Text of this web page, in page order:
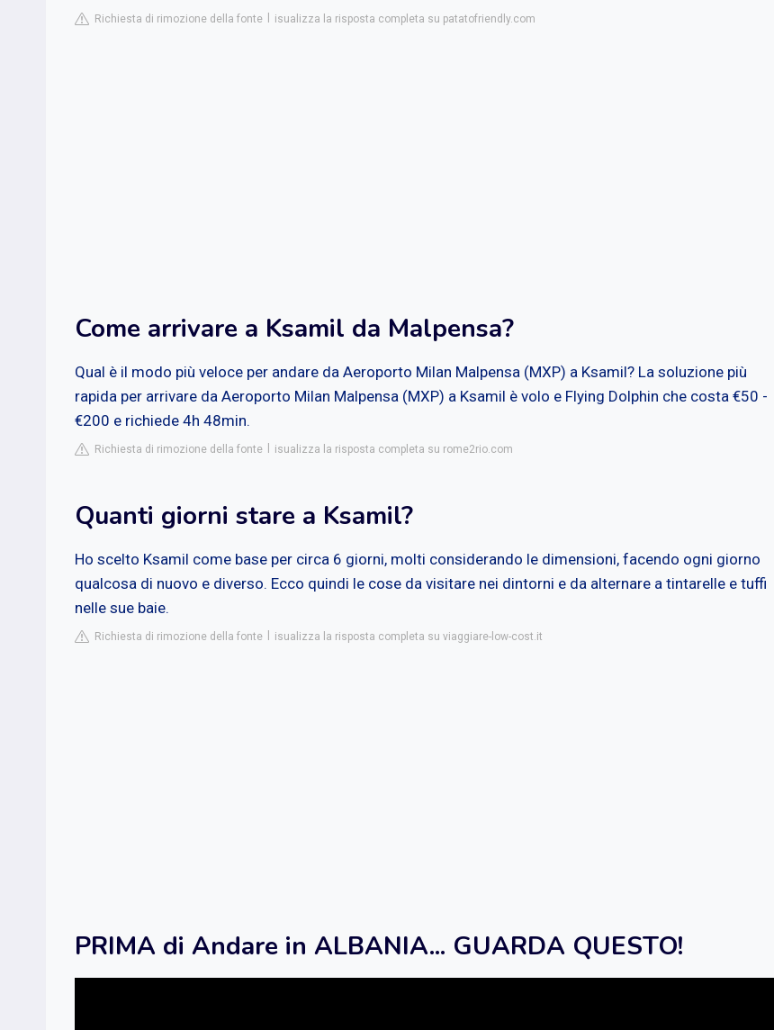
Richiesta di rimozione della fonte isualizza la risposta completa su patatofriendly.com
Come arrivare a Ksamil da Malpensa?
Qual è il modo più veloce per andare da Aeroporto Milan Malpensa (MXP) a Ksamil? La soluzione più
rapida per arrivare da Aeroporto Milan Malpensa (MXP) a Ksamil è volo e Flying Dolphin che costa €50 -
€200 e richiede 4h 48min.
Richiesta di rimozione della fonte isualizza la risposta completa su rome2rio.com
Quanti giorni stare a Ksamil?
Ho scelto Ksamil come base per circa 6 giorni, molti considerando le dimensioni, facendo ogni giorno
qualcosa di nuovo e diverso. Ecco quindi le cose da visitare nei dintorni e da alternare a tintarelle e tuffi
nelle sue baie.
Richiesta di rimozione della fonte isualizza la risposta completa su viaggiare-low-cost.it
PRIMA di Andare in ALBANIA... GUARDA QUESTO!